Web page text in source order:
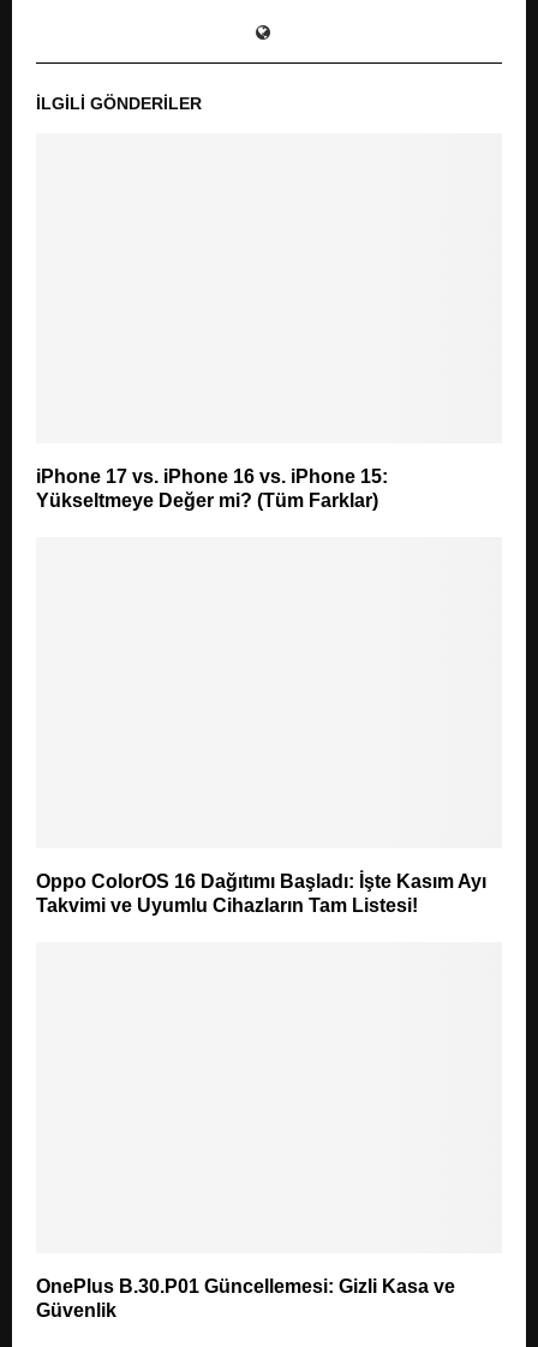
İLGILI GÖNDERILER
iPhone 17 vs. iPhone 16 vs. iPhone 15:
Yükseltmeye Değer mi? (Tüm Farklar)
Oppo ColorOS 16 Dağıtımı Başladı: İşte Kasım Ayı
Takvimi ve Uyumlu Cihazların Tam Listesi!
OnePlus B.30.P01 Güncellemesi: Gizli Kasa ve
Güvenlik